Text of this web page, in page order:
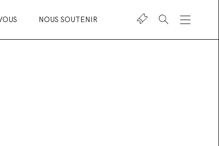
NOUS SOUTENIR
Shop